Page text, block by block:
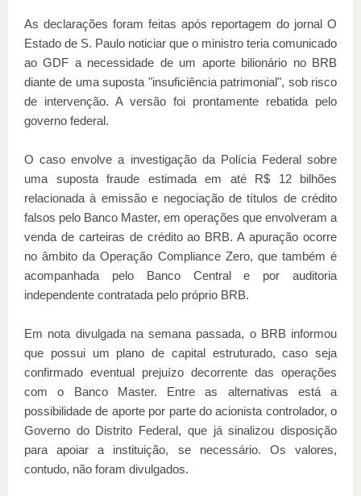
As declarações foram feitas após reportagem do jornal O
Estado de S. Paulo noticiar que o ministro teria comunicado
ao GDF a necessidade de um aporte bilionário no BRB
diante de uma suposta "insuficiência patrimonial", sob risco
de intervenção. A versão foi prontamente rebatida pelo
governo federal.
O caso envolve a investigação da Polícia Federal sobre
uma suposta fraude estimada em até R$ 12 bilhões
relacionada à emissão e negociação de títulos de crédito
falsos pelo Banco Master, em operações que envolveram a
venda de carteiras de crédito ao BRB. A apuração ocorre
no âmbito da Operação Compliance Zero, que também é
acompanhada pelo Banco Central e por auditoria
independente contratada pelo próprio BRB.
Em nota divulgada na semana passada, o BRB informou
que possui um plano de capital estruturado, caso seja
confirmado eventual prejuízo decorrente das operações
com o Banco Master. Entre as alternativas está a
possibilidade de aporte por parte do acionista controlador, o
Governo do Distrito Federal, que já sinalizou disposição
para apoiar a instituição, se necessário. Os valores,
contudo, não foram divulgados.